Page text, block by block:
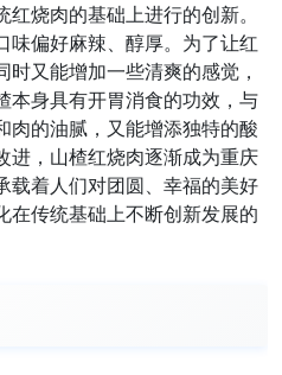
烧肉的基础上进行的创新。
味偏好麻辣、醇厚。为了让红
又能增加一些清爽的感觉，
本身具有开胃消食的功效，与
肉的油腻，又能增添独特的酸
进，山楂红烧肉逐渐成为重庆
载着人们对团圆、幸福的美好
在传统基础上不断创新发展的